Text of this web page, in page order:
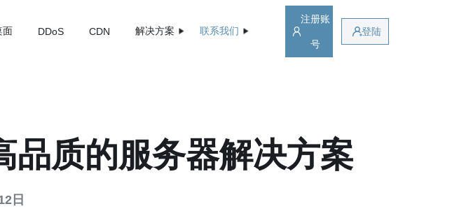
面 DDoS CDN 解决方案 联系我们
注册账
号
登陆
品质的服务器解决方案
日